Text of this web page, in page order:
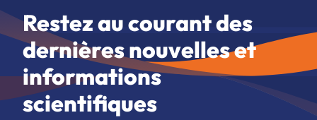
Restez au courant des
dernières nouvelles et
informations
scientifiques